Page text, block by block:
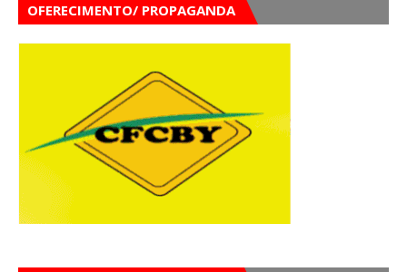
OFERECIMENTO/ PROPAGANDA